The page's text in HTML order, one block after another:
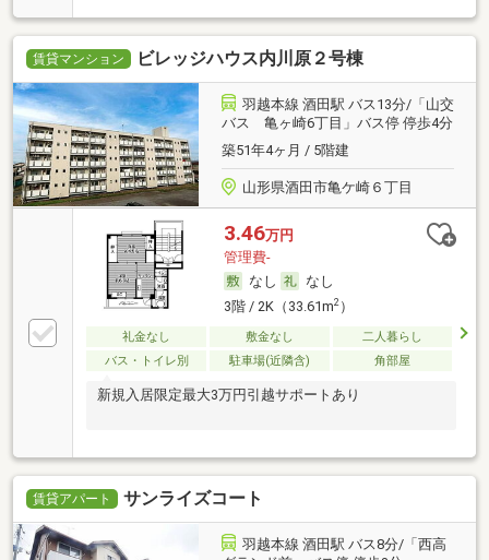
賃貸マンション ビレッジハウス内川原２号棟
羽越本線 酒田駅 バス13分/「山交
バス 亀ヶ崎6丁目」バス停 停歩4分
築51年4ヶ月 / 5階建
山形県酒田市亀ケ崎６丁目
3.46万円
管理費-
なし
なし
3階 / 2K（33.61m2）
礼金なし 敷金なし
二人暮らし
バス・トイレ別
駐車場(近隣含) 角部屋
新規入居限定最大3万円引越サポートあり
賃貸アパート サンライズコート
羽越本線 酒田駅 バス8分/「西高